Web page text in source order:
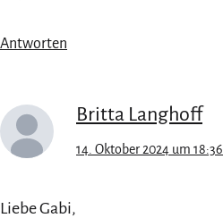
Antworten
Britta Langhoff
14. Oktober 2024 um
Liebe Gabi,